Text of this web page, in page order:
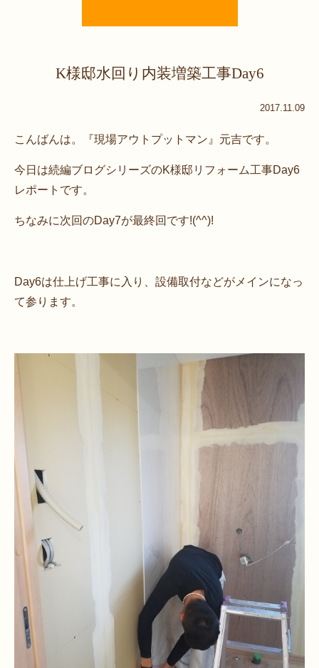
K様邸水回り内装増築工事Day6
2017.11.09
こんばんは。『現場アウトプットマン』元吉です。
今日は続編ブログシリーズのK様邸リフォーム工事Day6
レポートです。
ちなみに次回のDay7が最終回です!(^^)!
Day6は仕上げ工事に入り、設備取付などがメインになっ
て参ります。